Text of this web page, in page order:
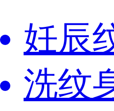
妊辰
洗纹